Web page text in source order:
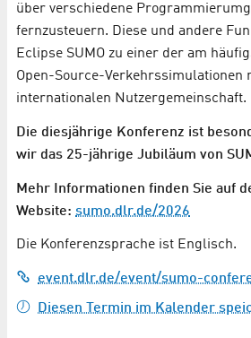
über verschiedene
fernzusteuern. Diese und andere
Eclipse SUMO zu einer der am
Open-Source-Verkehrssimulationen
internationalen Nutzergemeinschaft.
Die diesjährige Konferenz ist
wir das 25-jährige Jubiläum von
Mehr Informationen finden Sie auf
Website: sumo.dlr.de/2026
Die Konferenzsprache ist Englisch.
event.dlr.de/event/sumo-
Diesen Termin im Kalender